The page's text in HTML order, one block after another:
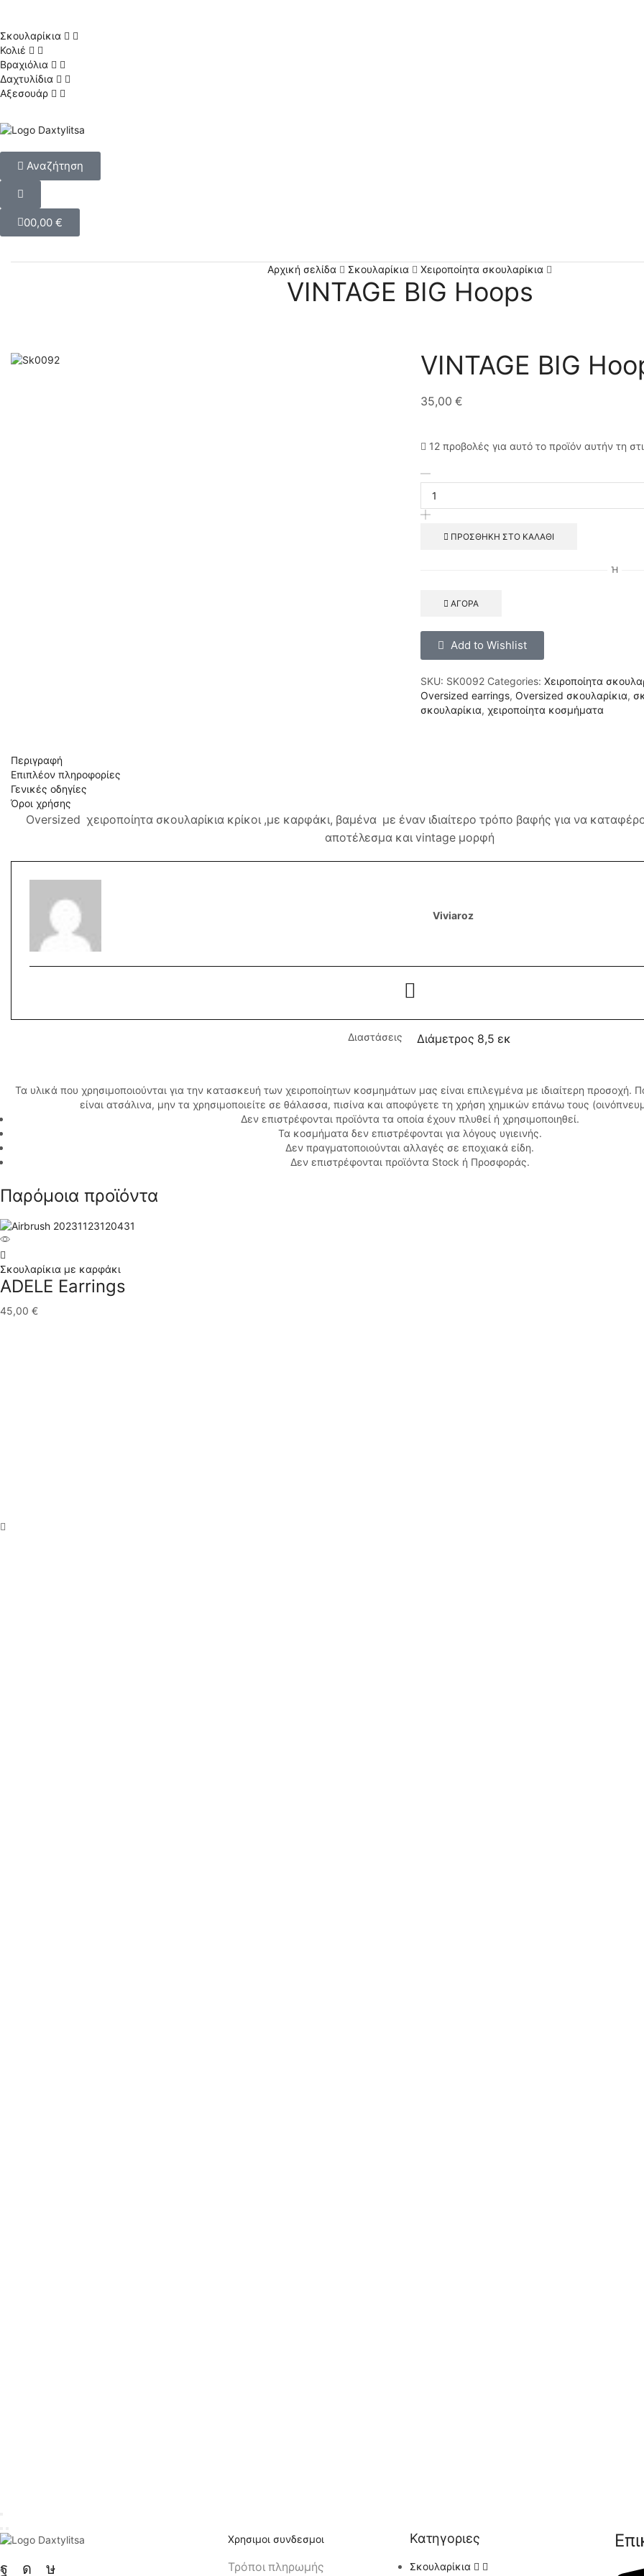
Σκουλαρίκια
Κολιέ
Βραχιόλια
Δαχτυλίδια
Αξεσουάρ
Αναζήτηση
00,00 €
Αρχική σελίδα Σκουλαρίκια Χειροποίητα σκουλαρίκια
VINTAGE BIG Hoops
VINTAGE BIG
35,00 €
12 προβολές για αυτό το προϊόν αυτήν τη
ΠΡΟΣΘΉΚΗ ΣΤΟ ΚΑΛΆΘΙ
Ή
ΑΓΟΡΆ
Add to Wishlist
SKU: SK0092 Categories: Χειροποίητα
Oversized earrings, Oversized σκουλαρίκια,
σκουλαρίκια, χειροποίητα κοσμήματα
Περιγραφή
Επιπλέον πληροφορίες
Γενικές οδηγίες
Όροι χρήσης
Oversized χειροποίητα σκουλαρίκια κρίκοι ,με καρφάκι, βαμένα με έναν ιδιαίτερο τρόπο βαφής για να
αποτέλεσμα και vintage μορφή
Viviaroz
Διαστάσεις Διάμετρος 8,5 εκ
Τα υλικά που χρησιμοποιούνται για την κατασκευή των χειροποίητων κοσμημάτων μας είναι επιλεγμένα με ιδιαίτερη προσοχή.
είναι ατσάλινα, μην τα χρησιμοποιείτε σε θάλασσα, πισίνα και αποφύγετε τη χρήση χημικών επάνω τους
Δεν επιστρέφονται προϊόντα τα οποία έχουν πλυθεί ή χρησιμοποιηθεί.
Τα κοσμήματα δεν επιστρέφονται για λόγους υγιεινής.
Δεν πραγματοποιούνται αλλαγές σε εποχιακά είδη.
Δεν επιστρέφονται προϊόντα Stock ή Προσφοράς.
Παρόμοια προϊόντα
Σκουλαρίκια με καρφάκι
ADELE Earrings
45,00 €
Χρησιμοι συνδεσμοι
Τρόποι πληρωμής
Κατηγοριες
Σκουλαρίκια